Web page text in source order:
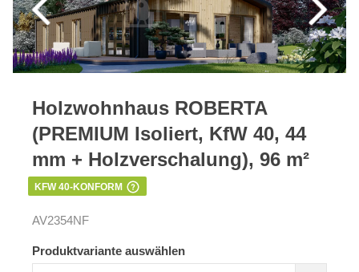
Holzwohnhaus ROBERTA
(PREMIUM Isoliert, KfW 40, 44
mm + Holzverschalung), 96 m²
KFW 40-KONFORM
AV2354NF
Produktvariante auswählen